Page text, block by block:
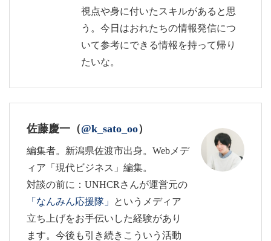
視点や身に付いたスキルがあると思
う。今日はおれたちの情報発信につ
いて参考にできる情報を持って帰り
たいな。
佐藤慶一（@k_sato_oo）
編集者。新潟県佐渡市出身。Webメデ
ィア「現代ビジネス」編集。
対談の前に：UNHCRさんが運営元の
「なんみん応援隊」
というメディア
立ち上げをお手伝いした経験があり
ます。今後も引き続きこういう活動